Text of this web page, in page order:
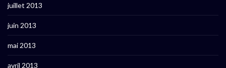
juillet 2013
juin 2013
mai 2013
avril 2013